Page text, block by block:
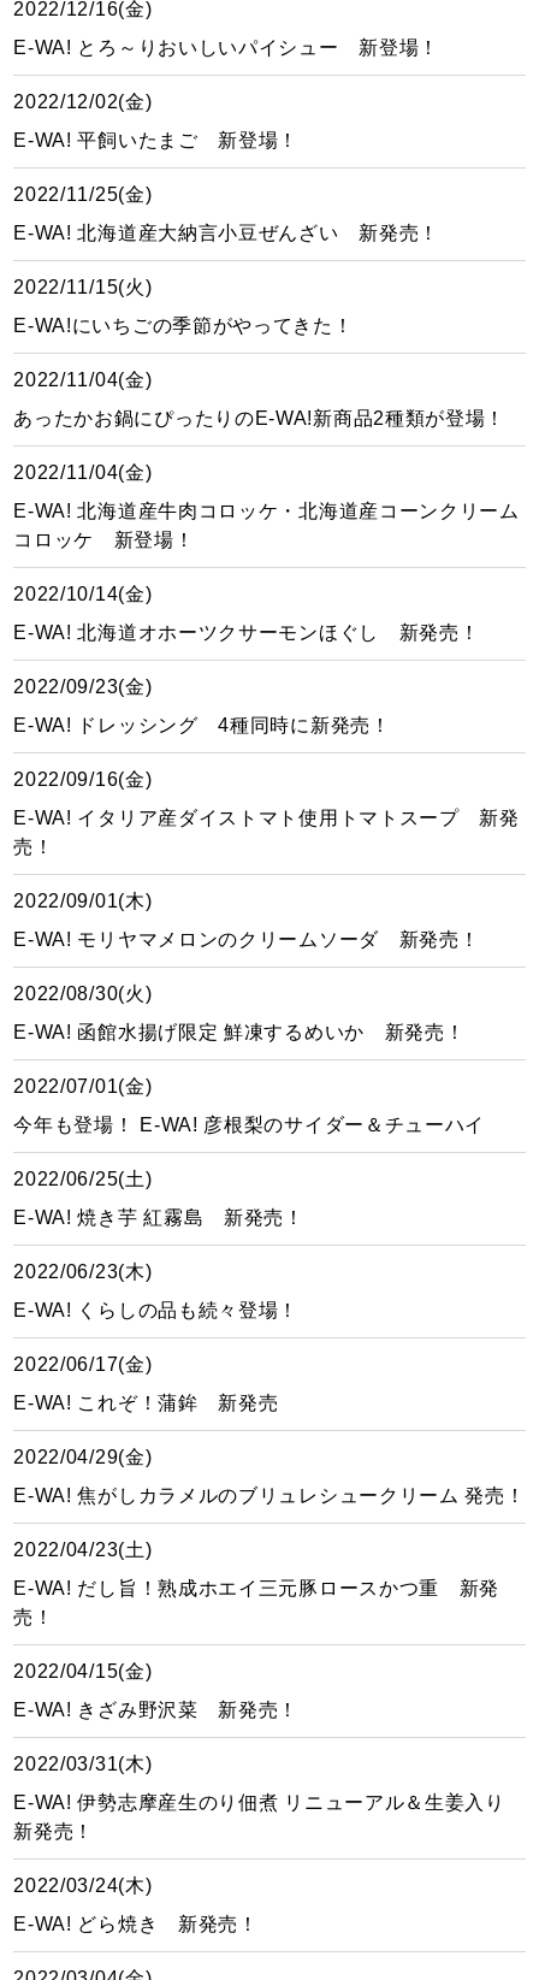
2022/12/16(金)
E-WA! とろ～りおいしいパイシュー 新登場！
2022/12/02(金)
E-WA! 平飼いたまご 新登場！
2022/11/25(金)
E-WA! 北海道産大納言小豆ぜんざい 新発売！
2022/11/15(火)
E-WA!にいちごの季節がやってきた！
2022/11/04(金)
あったかお鍋にぴったりのE-WA!新商品2種類が登場！
2022/11/04(金)
E-WA! 北海道産牛肉コロッケ・北海道産コーンクリーム
コロッケ 新登場！
2022/10/14(金)
E-WA! 北海道オホーツクサーモンほぐし 新発売！
2022/09/23(金)
E-WA! ドレッシング 4種同時に新発売！
2022/09/16(金)
E-WA! イタリア産ダイストマト使用トマトスープ 新発
売！
2022/09/01(木)
E-WA! モリヤマメロンのクリームソーダ 新発売！
2022/08/30(火)
E-WA! 函館水揚げ限定 鮮凍するめいか 新発売！
2022/07/01(金)
今年も登場！ E-WA! 彦根梨のサイダー＆チューハイ
2022/06/25(土)
E-WA! 焼き芋 紅霧島 新発売！
2022/06/23(木)
E-WA! くらしの品も続々登場！
2022/06/17(金)
E-WA! これぞ！蒲鉾 新発売
2022/04/29(金)
E-WA! 焦がしカラメルのブリュレシュークリーム 発売！
2022/04/23(土)
E-WA! だし旨！熟成ホエイ三元豚ロースかつ重 新発
売！
2022/04/15(金)
E-WA! きざみ野沢菜 新発売！
2022/03/31(木)
E-WA! 伊勢志摩産生のり佃煮 リニューアル＆生姜入り
新発売！
2022/03/24(木)
E-WA! どら焼き 新発売！